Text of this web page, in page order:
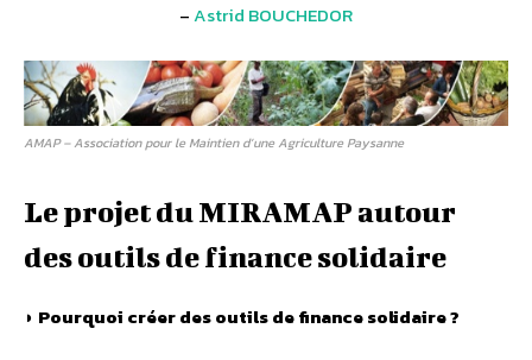
–Astrid BOUCHEDOR
AMAP – Association pour le Maintien d’une Agriculture Paysanne
Le projet du MIRAMAP autour
des outils de finance solidaire
◗ Pourquoi créer des outils de finance solidaire ?